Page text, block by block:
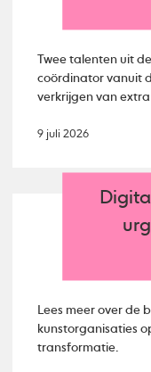
Twee talenten uit
coördinator vanuit
verkrijgen van
9 juli 2026
Lees meer over
kunstorganisaties
transformatie.